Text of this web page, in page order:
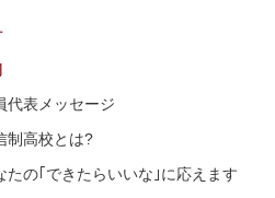
代表メッセージ
制高校とは?
たの｢できたらいいな｣に応えます